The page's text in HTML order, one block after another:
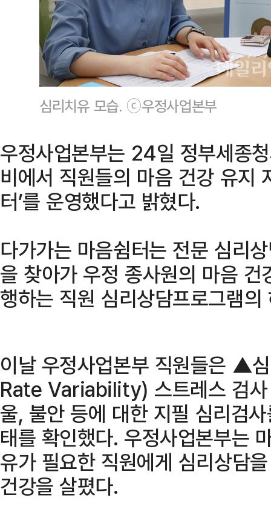
심리치유 모습. ⓒ우정사업본부
우정사업본부는 24일 정부세종
비에서 직원들의 마음 건강 유지
터’를 운영했다고 밝혔다.
다가가는 마음쉼터는 전문 심리
을 찾아가 우정 종사원의 마음
행하는 직원 심리상담프로그램의
이날 우정사업본부 직원들은 ▲
Rate Variability) 스트레스 검
울, 불안 등에 대한 지필 심리검
태를 확인했다. 우정사업본부는
유가 필요한 직원에게 심리상담
건강을 살폈다.